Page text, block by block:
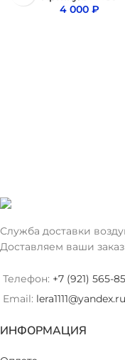
4 000 ₽
Служба доставки
Доставляем ваши
Телефон: +7 (921) 565-
Email: lera1111@yandex.ru
ИНФОРМАЦИЯ